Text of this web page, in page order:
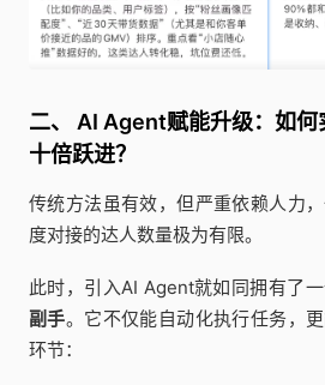
二、 AI Agent赋能升级：如何
十倍跃进？
传统方法虽有效，但严重依赖人力
度对接的达人数量极为有限。
此时，引入AI Agent就如同拥有了
副手。它不仅能自动化执行任务，
环节：